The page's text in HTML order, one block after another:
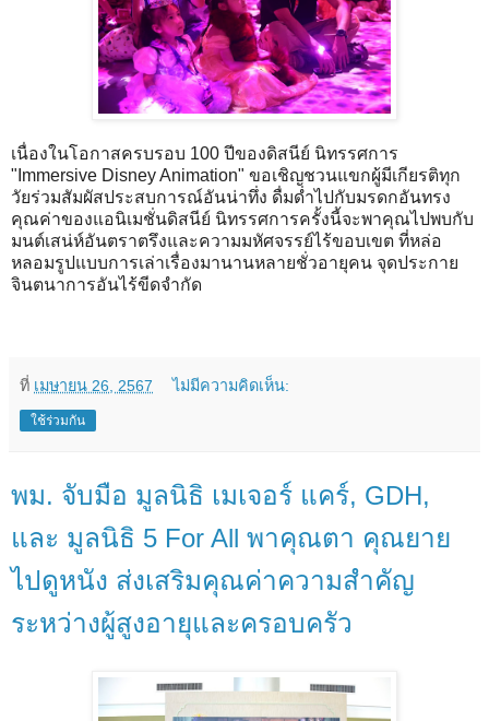
เนื่องในโอกาสครบรอบ 100 ปีของดิสนีย์ นิทรรศการ
"Immersive Disney Animation" ขอเชิญชวนแขกผู้มีเกียรติทุก
วัยร่วมสัมผัสประสบการณ์อันน่าทึ่ง ดื่มด่ำไปกับมรดกอันทรง
คุณค่าของแอนิเมชั่นดิสนีย์ นิทรรศการครั้งนี้จะพาคุณไปพบกับ
มนต์เสน่ห์อันตราตรึงและความมหัศจรรย์ไร้ขอบเขต ที่หล่อ
หลอมรูปแบบการเล่าเรื่องมานานหลายชั่วอายุคน จุดประกาย
จินตนาการอันไร้ขีดจำกัด
ที่ เมษายน 26, 2567 ไม่มีความคิดเห็น:
ใช้ร่วมกัน
พม. จับมือ มูลนิธิ เมเจอร์ แคร์, GDH,
และ มูลนิธิ 5 For All พาคุณตา คุณยาย
ไปดูหนัง ส่งเสริมคุณค่าความสำคัญ
ระหว่างผู้สูงอายุและครอบครัว